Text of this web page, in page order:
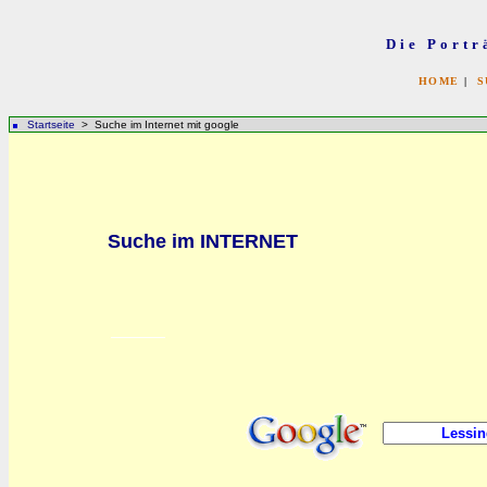
Die
HOME |
Startseite > Suche im Internet mit google
Suche im INTERNET